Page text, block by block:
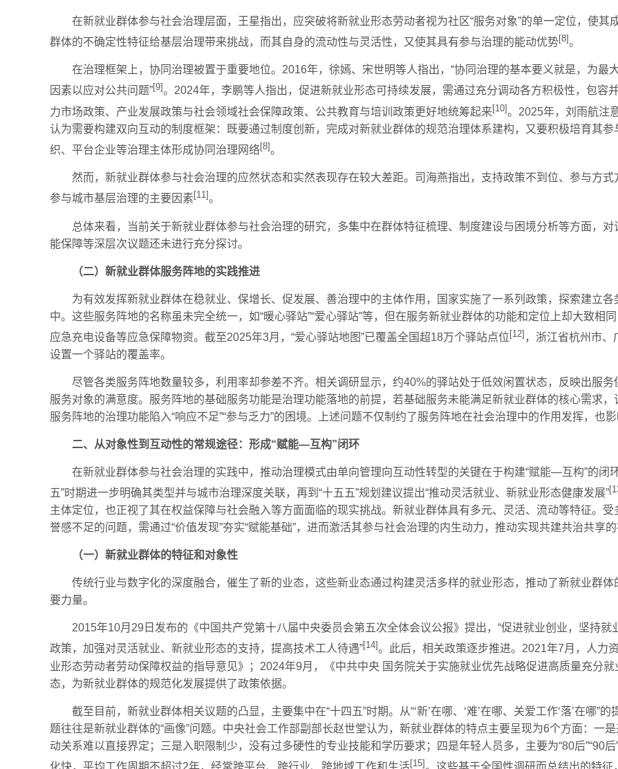
在新就业群体参与社会治理层面，王星指出，应突破将新就业形态劳动者视为社区“服务对象”的单一定位，使其
群体的不确定性特征给基层治理带来挑战，而其自身的流动性与灵活性，又使其具有参与治理的能动优势[8]。
在治理框架上，协同治理被置于重要地位。2016年，徐嫣、宋世明等人指出，“协同治理的基本要义就是，为最
因素以应对公共问题”[9]。2024年，李鹏等人指出，促进新就业形态可持续发展，需通过充分调动各方积极性，包容
力市场政策、产业发展政策与社会领域社会保障政策、公共教育与培训政策更好地统筹起来[10]。2025年，刘雨航注
认为需要构建双向互动的制度框架：既要通过制度创新，完成对新就业群体的规范治理体系建构，又要积极培育其
织、平台企业等治理主体形成协同治理网络[8]。
然而，新就业群体参与社会治理的应然状态和实然表现存在较大差距。司海燕指出，支持政策不到位、参与方
参与城市基层治理的主要因素[11]。
总体来看，当前关于新就业群体参与社会治理的研究，多集中在群体特征梳理、制度建设与困境分析等方面，
能保障等深层次议题还未进行充分探讨。
（二）新就业群体服务阵地的实践推进
为有效发挥新就业群体在稳就业、保增长、促发展、善治理中的主体作用，国家实施了一系列政策，探索建立
中。这些服务阵地的名称虽未完全统一，如“暖心驿站”“爱心驿站”等，但在服务新就业群体的功能和定位上却大致相
应急充电设备等应急保障物资。截至2025年3月，“爱心驿站地图”已覆盖全国超18万个驿站点位[12] ，浙江省杭州市、
设置一个驿站的覆盖率。
尽管各类服务阵地数量较多，利用率却参差不齐。相关调研显示，约40%的驿站处于低效闲置状态，反映出服
服务对象的满意度。服务阵地的基础服务功能是治理功能落地的前提，若基础服务未能满足新就业群体的核心需求
服务阵地的治理功能陷入“响应不足”“参与乏力”的困境。上述问题不仅制约了服务阵地在社会治理中的作用发挥，也
二、从对象性到互动性的常规途径：形成“赋能—互构”闭环
在新就业群体参与社会治理的实践中，推动治理模式由单向管理向互动性转型的关键在于构建“赋能—互构”的闭
五”时期进一步明确其类型并与城市治理深度关联，再到“十五五”规划建议提出“推动灵活就业、新就业形态健康发展”
主体定位，也正视了其在权益保障与社会融入等方面面临的现实挑战。新就业群体具有多元、灵活、流动等特征。
誉感不足的问题，需通过“价值发现”夯实“赋能基础”，进而激活其参与社会治理的内生动力，推动实现共建共治共享的
（一）新就业群体的特征和对象性
传统行业与数字化的深度融合，催生了新的业态，这些新业态通过构建灵活多样的就业形态，推动了新就业群体
要力量。
2015年10月29日发布的《中国共产党第十八届中央委员会第五次全体会议公报》提出，“促进就业创业，坚持
政策，加强对灵活就业、新就业形态的支持，提高技术工人待遇”[14]。此后，相关政策逐步推进。2021年7月，人力
业形态劳动者劳动保障权益的指导意见》；2024年9月，《中共中央 国务院关于实施就业优先战略促进高质量充分
态，为新就业群体的规范化发展提供了政策依据。
截至目前，新就业群体相关议题的凸显，主要集中在“十四五”时期。从“‘新’在哪、‘难’在哪、关爱工作‘落’在哪”
题往往是新就业群体的“画像”问题。中央社会工作部副部长赵世堂认为，新就业群体的特点主要呈现为6个方面：一
动关系难以直接界定；三是入职限制少，没有过多硬性的专业技能和学历要求；四是年轻人员多，主要为“80后”“90
化快，平均工作周期不超过2年，经常跨平台、跨行业、跨地域工作和生活[15]。这些基于全国性调研而总结出的特